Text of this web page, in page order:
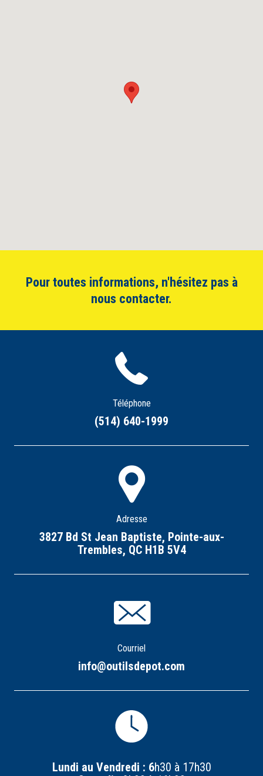
Pour toutes informations, n'hésitez pas à
nous contacter.
Téléphone
(514) 640-1999
Adresse
3827 Bd St Jean Baptiste, Pointe-aux-
Trembles, QC H1B 5V4
Courriel
info@outilsdepot.com
Lundi au Vendredi : 6h30 à 17h30